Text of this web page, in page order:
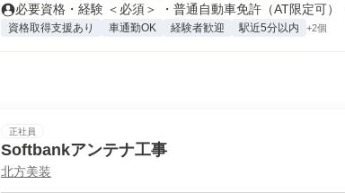
必要資格・経験 ＜必須＞ ・普通自動車免許（AT限定可）
資格取得支援あり 車通勤OK 経験者歓迎 駅近5分以内 +2個
正社員
Softbankアンテナ工事
北方美装